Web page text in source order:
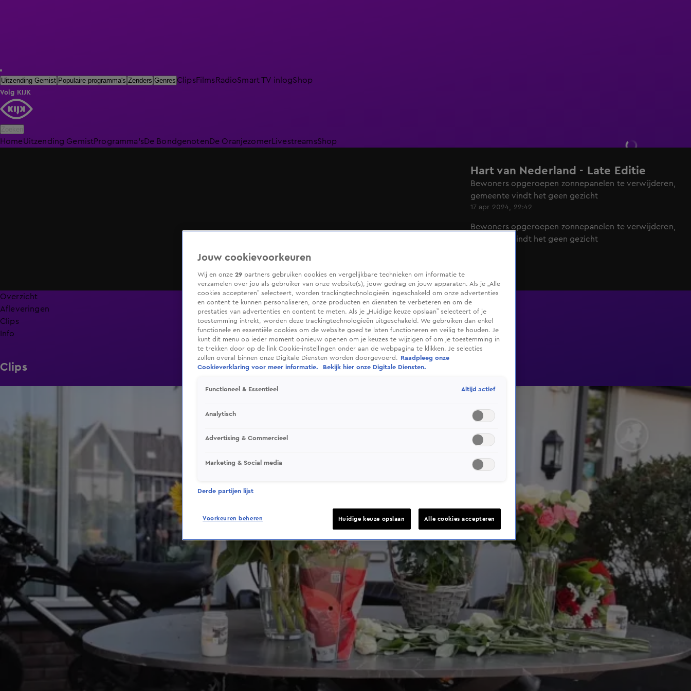
Uitzending Gemist Populaire programma's Zenders Genres ClipsFilmsRadioSmart TV inlogShop
Volg KIJK
HomeUitzending GemistProgramma'sDe BondgenotenDe Oranjezomer LivestreamsShop
Hart van Nederland - Late Editie
Bewoners opgeroepen zonnepanelen te verwijderen,
gemeente vindt het geen gezicht
17 apr 2024, 22:42
Bewoners opgeroepen zonnepanelen te verwijderen,
gemeente vindt het geen gezicht
Overzicht
Afleveringen
Clips
Info
Clips
Jouw cookievoorkeuren
Wij en onze 29 partners gebruiken cookies en vergelijkbare technieken om informatie te
verzamelen over jou als gebruiker van onze website(s), jouw gedrag en jouw apparaten. Als je „Alle
cookies accepteren” selecteert, worden trackingtechnologieën ingeschakeld om onze advertenties
en content te kunnen personaliseren, onze producten en diensten te verbeteren en om de
prestaties van advertenties en content te meten. Als je „Huidige keuze opslaan” selecteert of je
toestemming intrekt, worden deze trackingtechnologieën uitgeschakeld. We gebruiken dan enkel
functionele en essentiële cookies om de website goed te laten functioneren en veilig te houden. Je
kunt dit menu op ieder moment opnieuw openen om je keuzes te wijzigen of om je toestemming in
te trekken door op de link Cookie-instellingen onder aan de webpagina te klikken. Je selecties
zullen overal binnen onze Digitale Diensten worden doorgevoerd.
Raadpleeg onze
Cookieverklaring voor meer informatie.
Bekijk hier onze Digitale Diensten.
Functioneel & Essentieel Altijd actief
Analytisch
Advertising & Commercieel
Marketing & Social media
Derde partijen lijst
Voorkeuren beheren Huidige keuze opslaan Alle cookies accepteren